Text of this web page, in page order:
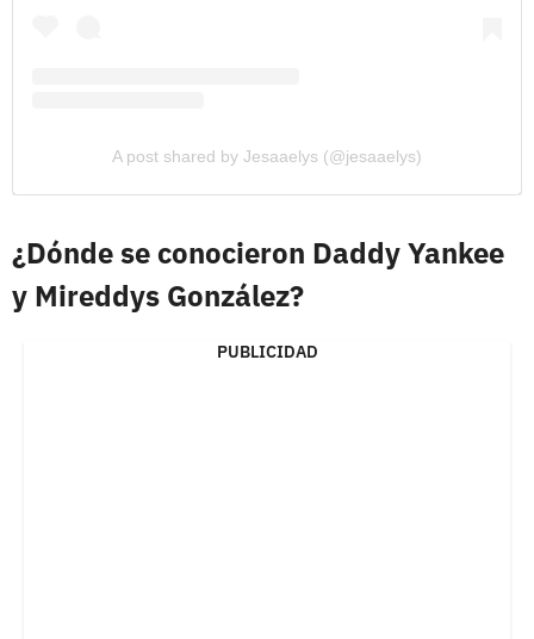
A post shared by Jesaaelys (@jesaaelys)
¿Dónde se conocieron Daddy Yankee
y Mireddys González?
PUBLICIDAD